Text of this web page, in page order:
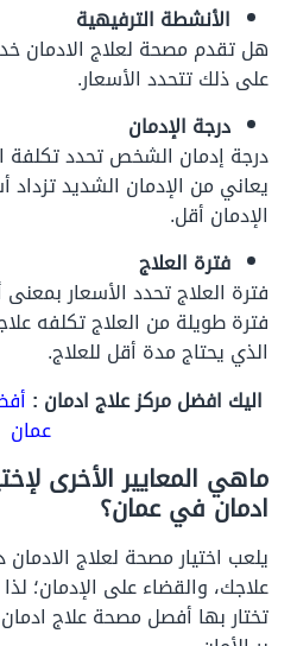
الأنشطة الترفيهية
هل تقدم مصحة لعلاج الادمان
على ذلك تتحدد الأسعار.
درجة الإدمان
درجة إدمان الشخص تحدد تكلفة
يعاني من الإدمان الشديد تزداد
الإدمان أقل.
فترة العلاج
فترة العلاج تحدد الأسعار
فترة طويلة من العلاج تكلفه
الذي يحتاج مدة أقل للعلاج.
اليك افضل مركز علاج ادمان :
عمان
ماهي المعايير الأخرى
ادمان في عمان؟
يلعب اختيار مصحة لعلاج الادمان
علاجك، والقضاء على الإدمان؛
تختار بها أفصل مصحة علاج